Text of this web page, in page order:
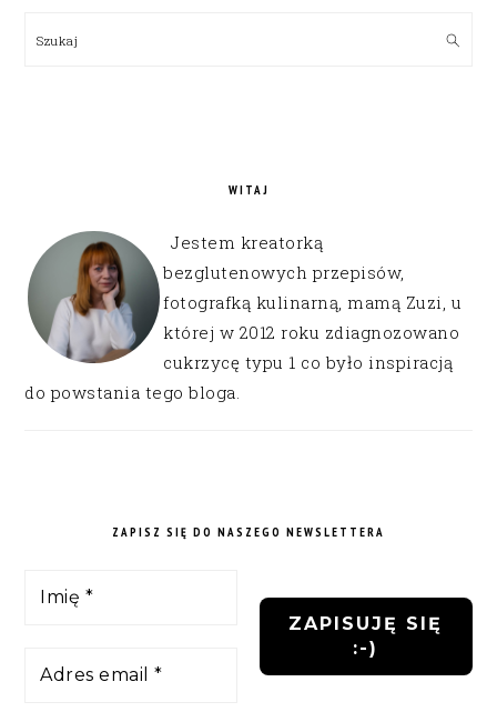
Szukaj
WITAJ
Jestem kreatorką
bezglutenowych przepisów,
fotografką kulinarną, mamą Zuzi, u
której w 2012 roku zdiagnozowano
cukrzycę typu 1 co było inspiracją
do powstania tego bloga.
ZAPISZ SIĘ DO NASZEGO NEWSLETTERA